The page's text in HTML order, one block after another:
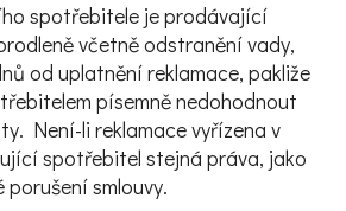
spotřebitele je prodávající
včetně odstranění vady,
od uplatnění reklamace, pakliže
písemně nedohodnout
Není-li reklamace vyřízena v
spotřebitel stejná práva, jako
smlouvy.